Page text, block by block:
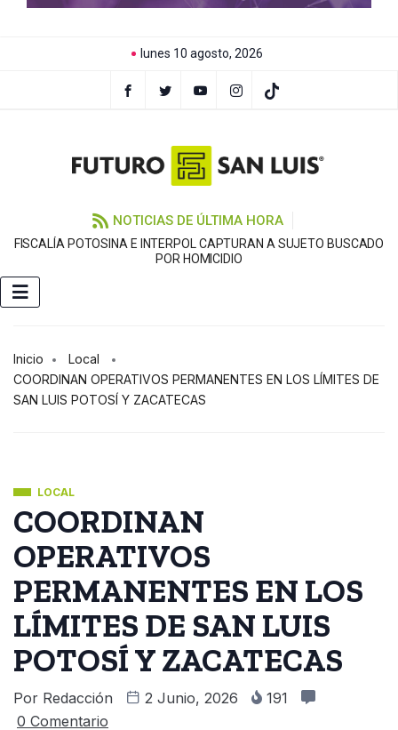
lunes 10 agosto, 2026
NOTICIAS DE ÚLTIMA HORA
FISCALÍA POTOSINA E INTERPOL CAPTURAN A SUJETO BUSCADO
POR HOMICIDIO
Inicio
Local
COORDINAN OPERATIVOS PERMANENTES EN LOS LÍMITES DE
SAN LUIS POTOSÍ Y ZACATECAS
LOCAL
COORDINAN
OPERATIVOS
PERMANENTES EN LOS
LÍMITES DE SAN LUIS
POTOSÍ Y ZACATECAS
Por Redacción 2 Junio, 2026
191
0 Comentario